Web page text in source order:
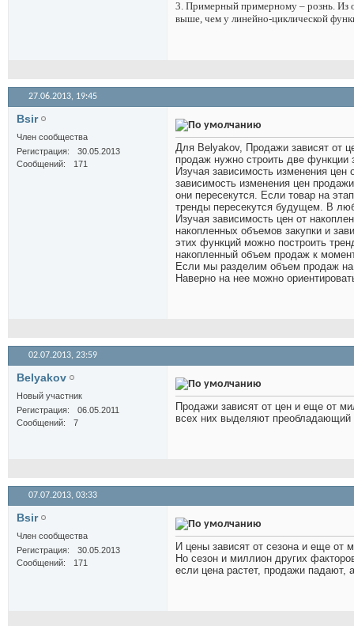
3. Примерный примерному – рознь. Из
выше, чем у линейно-циклической
27.06.2013, 19:45
Bsir
Член сообщества
Регистрация
30.05.2013
Сообщений
171
Для Belyakov, Продажи зависят от
продаж нужно строить две функции
Изучая зависимость изменения цен
зависимость изменения цен
они пересекутся. Если товар на
тренды пересекутся будущем. В
Изучая зависимость цен от
накопленных объемов закупки и
этих функций можно построить
накопленный объем продаж к
Если мы разделим объем продаж
Наверно на нее можно
02.07.2013, 23:59
Belyakov
Новый участник
Регистрация
06.05.2011
Сообщений
7
Продажи зависят от цен и еще от
всех них выделяют преобладающий
07.07.2013, 03:33
Bsir
Член сообщества
Регистрация
30.05.2013
Сообщений
171
И цены зависят от сезона и еще от
Но сезон и миллион других
если цена растет, продажи падают,